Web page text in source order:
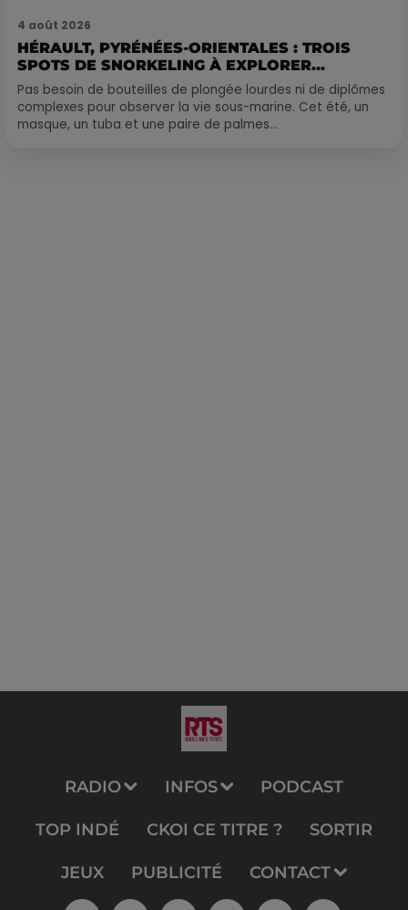
4 août 2026
HÉRAULT, PYRÉNÉES-ORIENTALES : TROIS
SPOTS DE SNORKELING À EXPLORER...
Pas besoin de bouteilles de plongée lourdes ni de diplômes
complexes pour observer la vie sous-marine. Cet été, un
masque, un tuba et une paire de palmes...
RADIO INFOS PODCAST
TOP INDÉ CKOI CE TITRE ? SORTIR
JEUX PUBLICITÉ CONTACT